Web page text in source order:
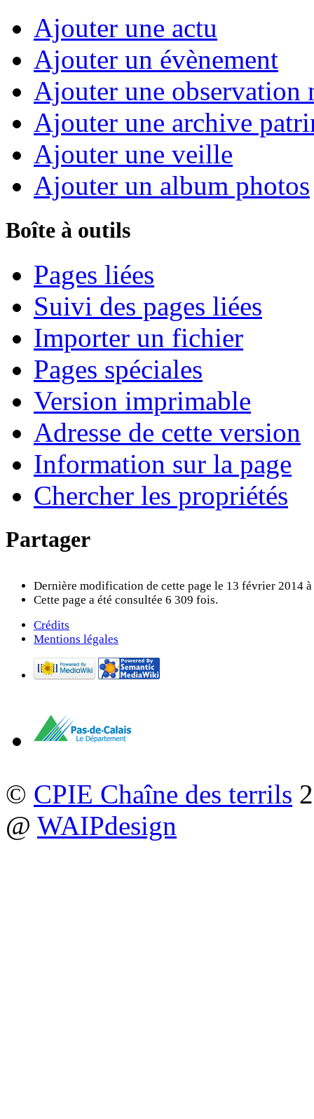
Ajouter une actu
Ajouter un évènement
Ajouter une observation
Ajouter une archive
Ajouter une veille
Ajouter un album photos
Boîte à outils
Pages liées
Suivi des pages liées
Importer un fichier
Pages spéciales
Version imprimable
Adresse de cette version
Information sur la page
Chercher les propriétés
Partager
Dernière modification de cette page le 13 février 2014
Cette page a été consultée 6 309 fois.
Crédits
Mentions légales
© CPIE Chaîne des terrils
@ WAIPdesign